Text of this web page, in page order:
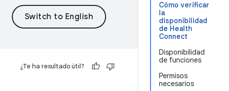
Cómo verificar
la
disponibilidad
de Health
Connect
Disponibilidad
de funciones
Permisos
necesarios
¿Te ha resultado útil?